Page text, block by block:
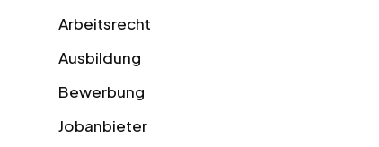
Arbeitsrecht
Ausbildung
Bewerbung
Jobanbieter